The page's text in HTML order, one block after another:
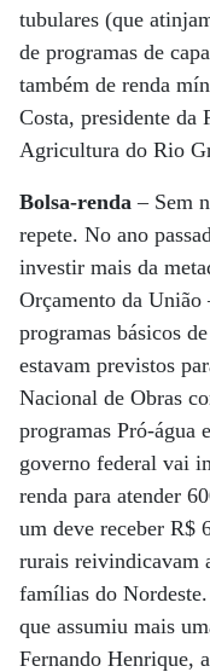
tubulares (que
de programas de
também de renda
Costa, presidente da
Agricultura do Rio
Bolsa-renda– Sem
repete. No ano
investir mais da
Orçamento da
programas básicos
estavam previstos
Nacional de Obras
programas Pró-água
governo federal vai
renda para atender
um deve receber R$
rurais reivindicavam
famílias do
que assumiu mais
Fernando Henrique,